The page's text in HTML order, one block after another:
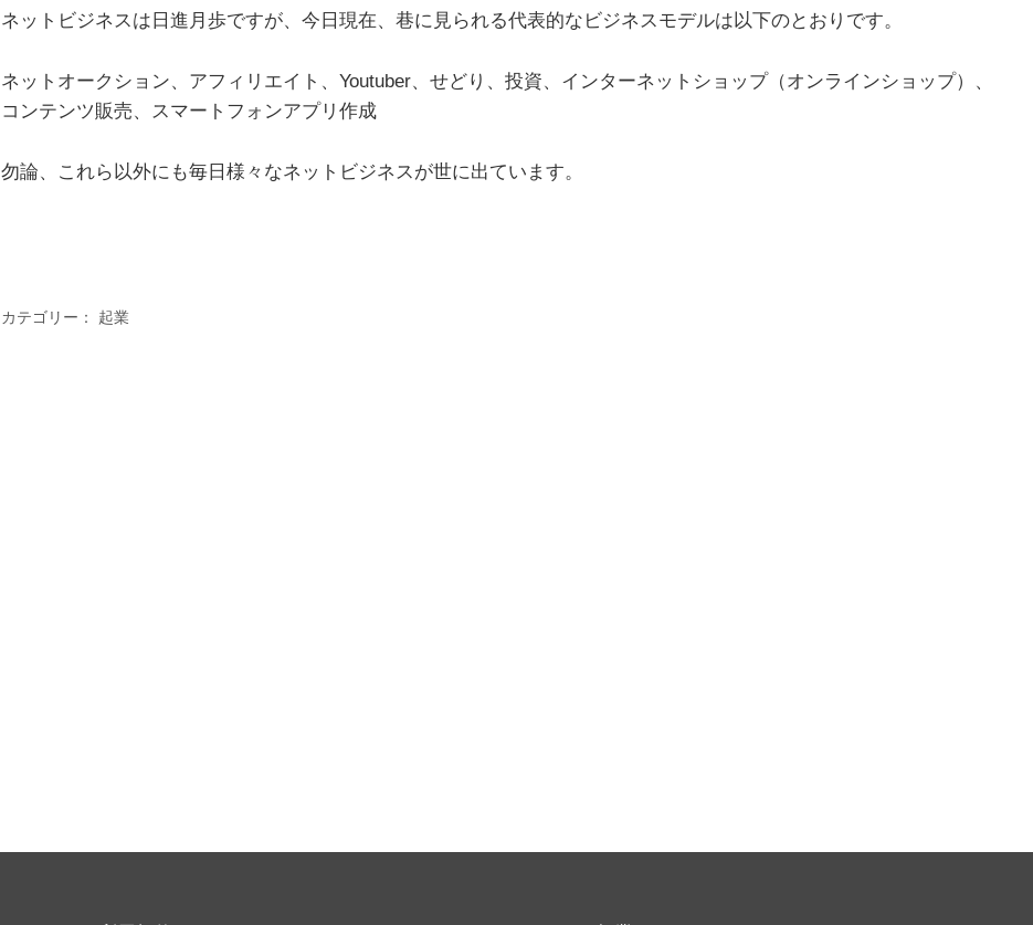
ネットビジネスは日進月歩ですが、今日現在、巷に見られる代表的なビジネスモデルは以下のとおりです。
ネットオークション、アフィリエイト、Youtuber、せどり、投資、インターネットショップ（オンラインショップ）、
コンテンツ販売、スマートフォンアプリ作成
勿論、これら以外にも毎日様々なネットビジネスが世に出ています。
カテゴリー： 起業